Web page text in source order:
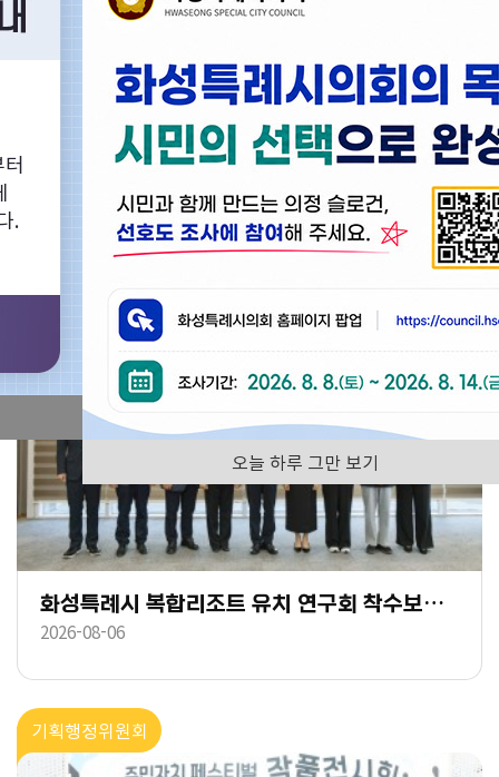
화성특례시의회의 다양한 회의영상을 찾아보실 수 있습니다.
화성특례시의회의정활동사진
화성특례시 복합리조트 유치 연구회 착수보고회
2026-08-06
기획행정위원회
.
오늘 하루 그만 보기